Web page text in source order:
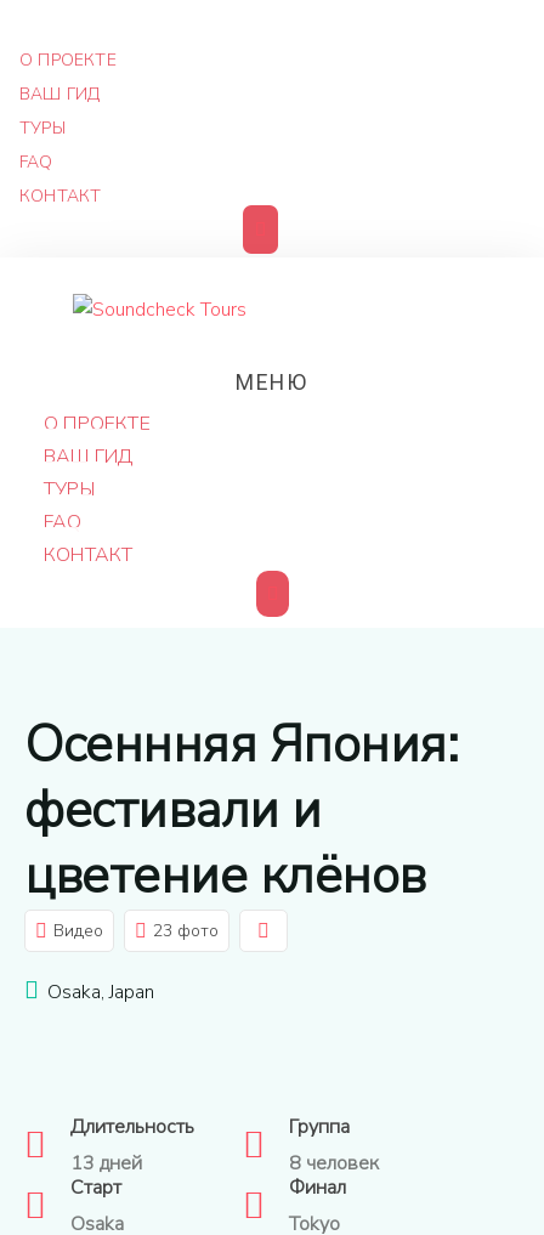
О ПРОЕКТЕ
ВАШ ГИД
ТУРЫ
FAQ
КОНТАКТ
МЕНЮ
О ПРОЕКТЕ
ВАШ ГИД
ТУРЫ
FAQ
КОНТАКТ
Осеннняя Япония:
фестивали и
цветение клёнов
Видео 23 фото
Osaka, Japan
Длительность
13 дней
Группа
8 человек
Старт
Osaka
Финал
Tokyo